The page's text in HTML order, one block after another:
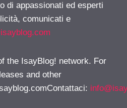
di appassionati ed esperti
comunicati e
the IsayBlog! network. For
and other
: